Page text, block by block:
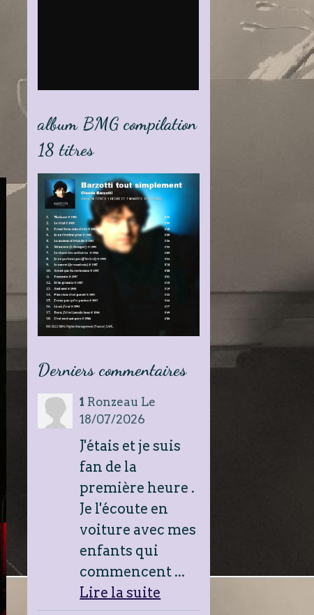
album BMG compilation
18 titres
Derniers commentaires
1 Ronzeau Le
18/07/2026
J'étais et je suis
fan de la
première heure .
Je l'écoute en
voiture avec mes
enfants qui
commencent ...
Lire la suite